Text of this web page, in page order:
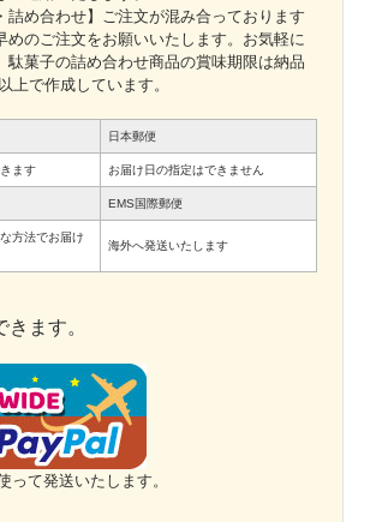
詰め合わせ】ご注文が混み合っております
めのご注文をお願いいたします。お気軽に
駄菓子の詰め合わせ商品の賞味期限は納品
上で作成しています。
日本郵便
ます お届け日の指定はできません
EMS国際郵便
方法でお届け
海外へ発送いたします
ます。
って発送いたします。